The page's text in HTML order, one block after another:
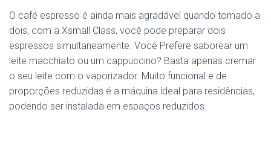
O café espresso é ainda mais agradável quando tomado a
dois, com a Xsmall Class, você pode preparar dois
espressos simultaneamente. Você Prefere saborear um
leite macchiato ou um cappuccino? Basta apenas cremar
o seu leite com o vaporizador. Muito funcional e de
proporções reduzidas é a máquina ideal para residências,
podendo ser instalada em espaços reduzidos.